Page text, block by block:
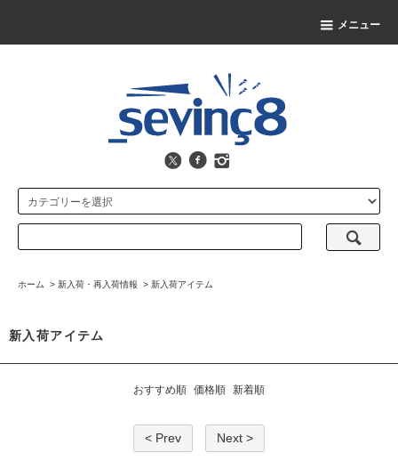
メニュー
ホーム > 新入荷・再入荷情報 > 新入荷アイテム
新入荷アイテム
おすすめ順 価格順 新着順
< Prev Next >